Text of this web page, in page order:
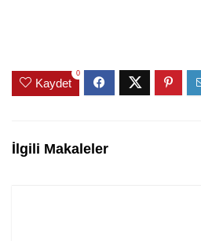
Kaydet
0
İlgili Makaleler